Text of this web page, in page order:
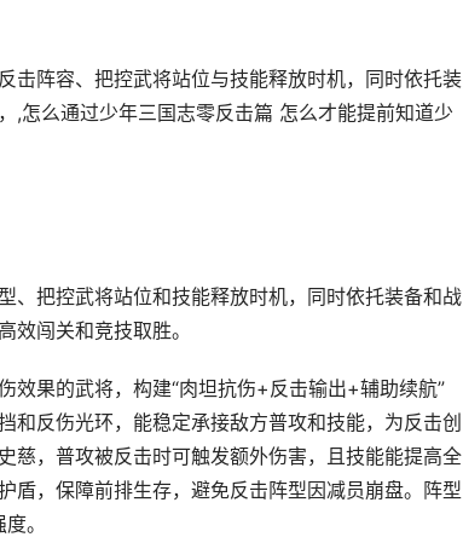
击阵容、把控武将站位与技能释放时机，同时依托装
,怎么通过少年三国志零反击篇 怎么才能提前知道少
、把控武将站位和技能释放时机，同时依托装备和战
效闯关和竞技取胜。
效果的武将，构建“肉坦抗伤+反击输出+辅助续航”
和反伤光环，能稳定承接敌方普攻和技能，为反击创
慈，普攻被反击时可触发额外伤害，且技能能提高全
盾，保障前排生存，避免反击阵型因减员崩盘。阵型
。